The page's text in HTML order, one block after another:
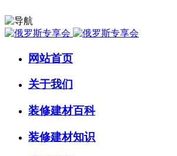
网站首页
关于我们
装修建材百科
装修建材知识